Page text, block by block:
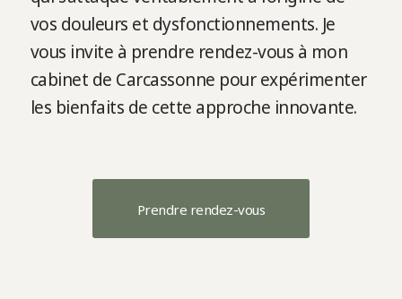
vos douleurs et dysfonctionnements. Je
vous invite à prendre rendez-vous à mon
cabinet de Carcassonne pour expérimenter
les bienfaits de cette approche innovante.
Prendre rendez-vous